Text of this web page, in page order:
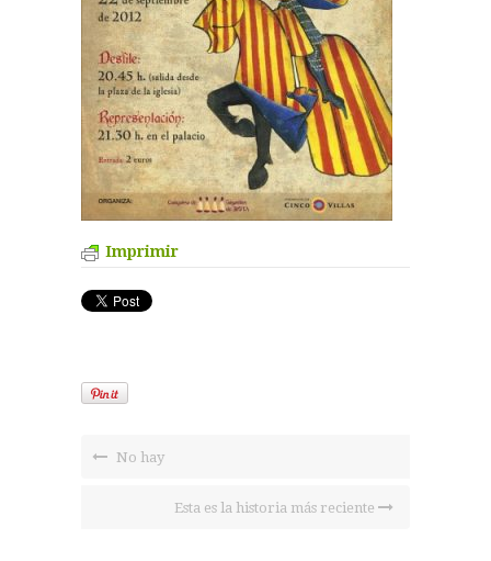
Imprimir
No hay
Esta es la historia más reciente